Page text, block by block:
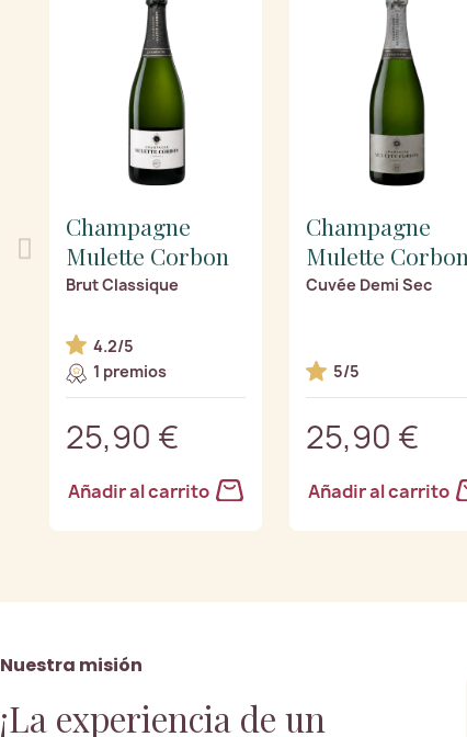
Champagne
Mulette Corbon
Brut Classique
4.2/5
1 premios
25,90 €
Añadir al carrito
Champagne
Mulette Corbon
Cuvée Demi Sec
5/5
25,90 €
Añadir al carrito
Nuestra misión
¡La experiencia de un